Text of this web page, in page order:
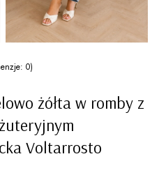
0)
żółta w romby z
Voltarrosto